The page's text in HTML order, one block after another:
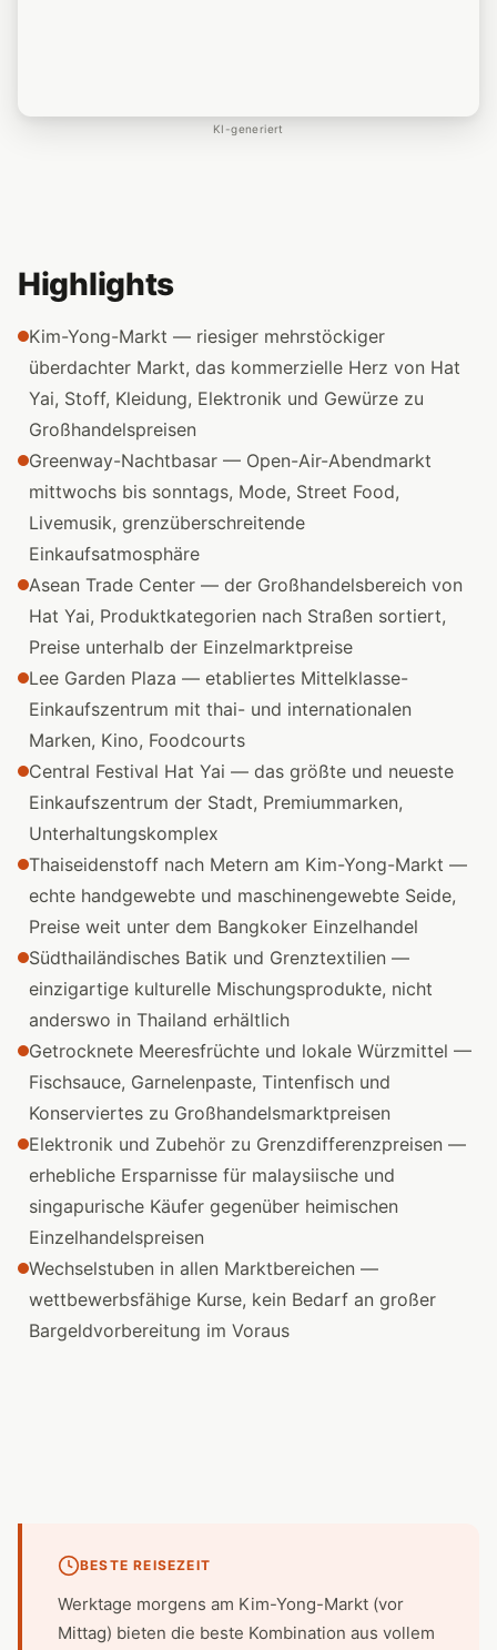
KI-generiert
Highlights
Kim-Yong-Markt — riesiger mehrstöckiger
überdachter Markt, das kommerzielle Herz von Hat
Yai, Stoff, Kleidung, Elektronik und Gewürze zu
Großhandelspreisen
Greenway-Nachtbasar — Open-Air-Abendmarkt
mittwochs bis sonntags, Mode, Street Food,
Livemusik, grenzüberschreitende
Einkaufsatmosphäre
Asean Trade Center — der Großhandelsbereich von
Hat Yai, Produktkategorien nach Straßen sortiert,
Preise unterhalb der Einzelmarktpreise
Lee Garden Plaza — etabliertes Mittelklasse-
Einkaufszentrum mit thai- und internationalen
Marken, Kino, Foodcourts
Central Festival Hat Yai — das größte und neueste
Einkaufszentrum der Stadt, Premiummarken,
Unterhaltungskomplex
Thaiseidenstoff nach Metern am Kim-Yong-Markt —
echte handgewebte und maschinengewebte Seide,
Preise weit unter dem Bangkoker Einzelhandel
Südthailändisches Batik und Grenztextilien —
einzigartige kulturelle Mischungsprodukte, nicht
anderswo in Thailand erhältlich
Getrocknete Meeresfrüchte und lokale Würzmittel —
Fischsauce, Garnelenpaste, Tintenfisch und
Konserviertes zu Großhandelsmarktpreisen
Elektronik und Zubehör zu Grenzdifferenzpreisen —
erhebliche Ersparnisse für malaysiische und
singapurische Käufer gegenüber heimischen
Einzelhandelspreisen
Wechselstuben in allen Marktbereichen —
wettbewerbsfähige Kurse, kein Bedarf an großer
Bargeldvorbereitung im Voraus
BESTE REISEZEIT
Werktage morgens am Kim-Yong-Markt (vor
Mittag) bieten die beste Kombination aus vollem